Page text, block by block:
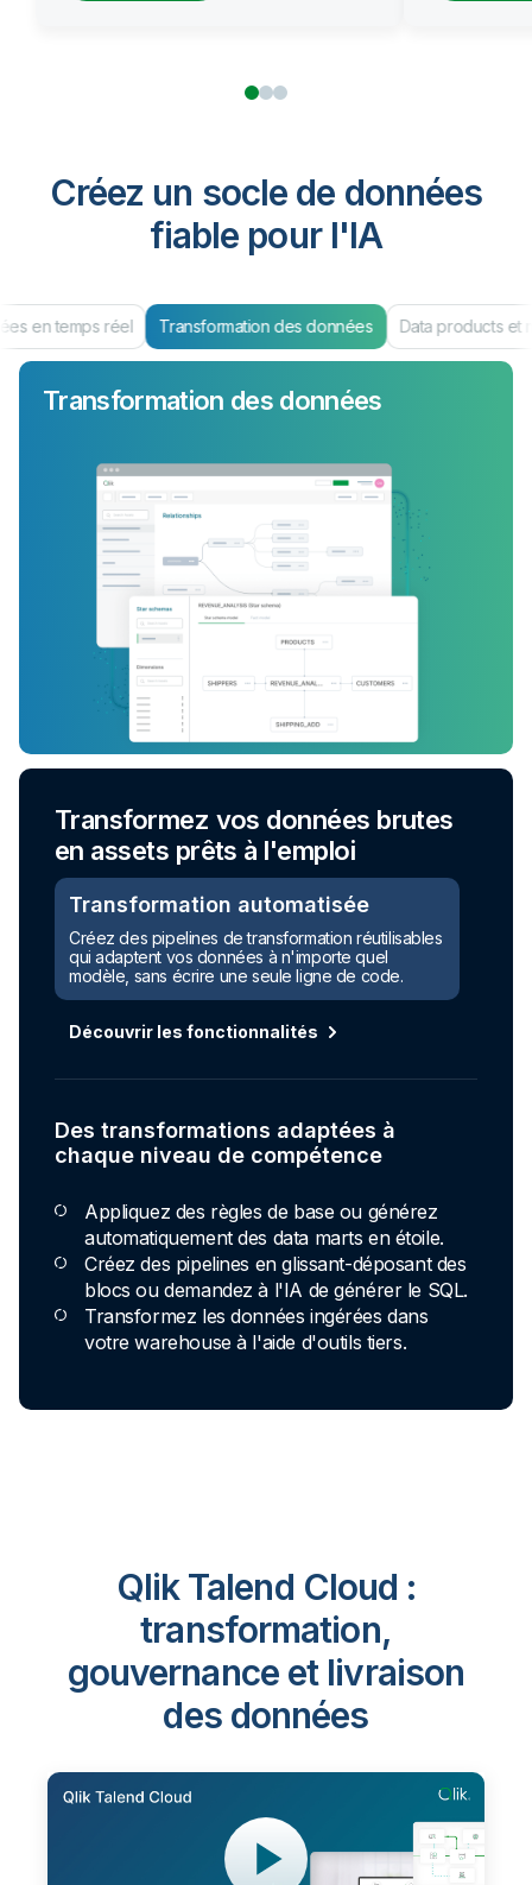
Créez un socle de données
fiable pour I'IA
en temps réel Transformation des données Data products et
Transformation des données
Transformez vos données brutes
en assets prêts à l'emploi
Transformation automatisée
Créez des pipelines de transformation réutilisables
qui adaptent vos données à n'importe quel
modèle, sans écrire une seule ligne de code.
Découvrir les fonctionnalités
Des transformations adaptées à
chaque niveau de compétence
Appliquez des règles de base ou générez
automatiquement des data marts en étoile.
Créez des pipelines en glissant-déposant des
blocs ou demandez à l'IA de générer le SQL.
Transformez les données ingérées dans
votre warehouse à l'aide d'outils tiers.
Qlik Talend Cloud :
transformation,
gouvernance et livraison
des données